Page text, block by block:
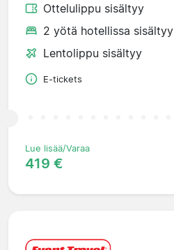
Ottelulippu sisältyy
2 yötä hotellissa sisältyy
Lentolippu sisältyy
E-tickets
Lue lisää/Varaa
419 €